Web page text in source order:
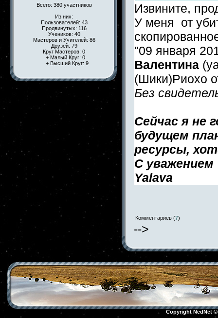
Всего: 380 участников
Из них:
Пользователей: 43
Продвинутых: 116
Учеников: 40
Мастеров и Учителей: 86
Друзей: 79
Круг Мастеров: 0
+ Малый Круг: 0
+ Высший Круг: 9
Извините,
У меня от
"09 января
Валентина
(Шики)Риохо
Без
Сейчас я не
будущем
ресурсы,
С уважением
Yalava
Комментариев (7)
-->
Copyright NedNet